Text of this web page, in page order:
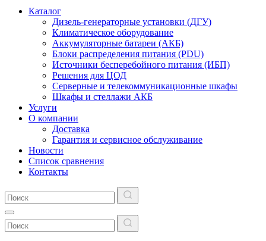
Каталог
Дизель-генераторные установки (ДГУ)
Климатическое оборудование
Аккумуляторные батареи (АКБ)
Блоки распределения питания (PDU)
Источники бесперебойного питания (ИБП)
Решения для ЦОД
Серверные и телекоммуникационные шкафы
Шкафы и стеллажи АКБ
Услуги
О компании
Доставка
Гарантия и сервисное обслуживание
Новости
Список сравнения
Контакты